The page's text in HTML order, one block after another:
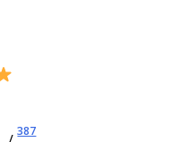
387